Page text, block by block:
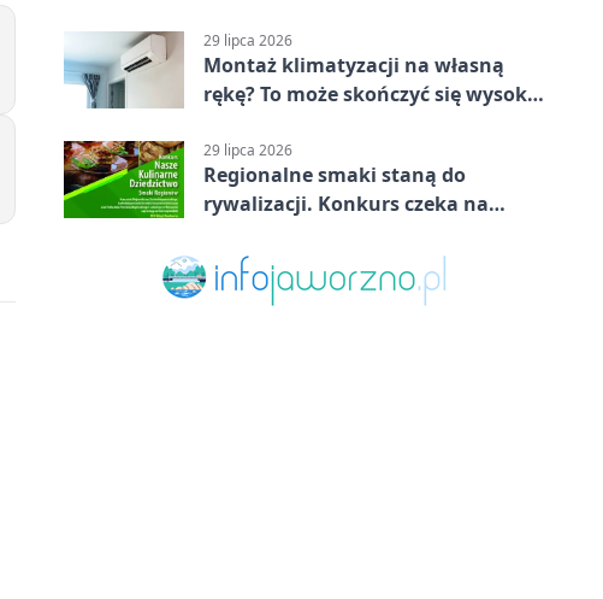
29 lipca 2026
Montaż klimatyzacji na własną
rękę? To może skończyć się wysoką
29 lipca 2026
Regionalne smaki staną do
rywalizacji. Konkurs czeka na